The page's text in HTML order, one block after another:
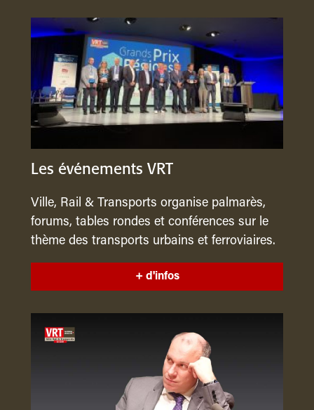
Les événements VRT
Ville, Rail & Transports organise palmarès,
forums, tables rondes et conférences sur le
thème des transports urbains et ferroviaires.
+ d'infos